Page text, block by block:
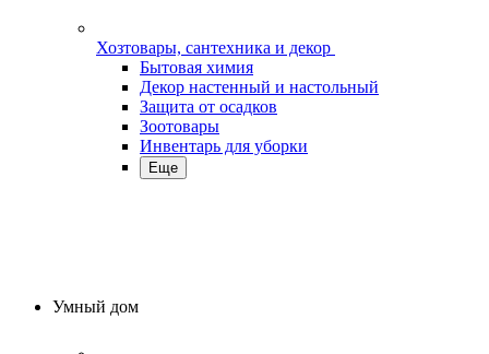
Хозтовары, сантехника и декор
Бытовая химия
Декор настенный и настольный
Защита от осадков
Зоотовары
Инвентарь для уборки
Еще
Умный дом